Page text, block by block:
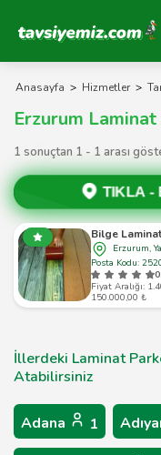
Tavsiyemiz Anasayfa
Anasayfa > Hizmetler >
Erzurum
1 sonuçtan 1 - 1 arası
TIKLA -
Bilge Laminat
Erzurum,
Posta Kodu:
Fiyat Aralığı:
150.000,00 ₺
İllerdeki Laminat
Atabilirsiniz
Adana 1